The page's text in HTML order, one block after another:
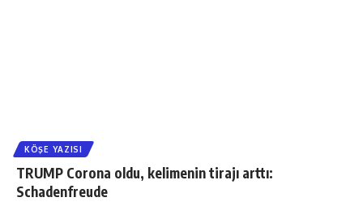
KÖŞE YAZISI
TRUMP Corona oldu, kelimenin tirajı arttı:
Schadenfreude